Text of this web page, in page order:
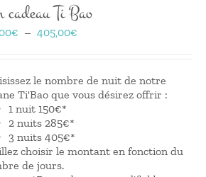
cadeau Ti Bao
€ – 405,00€
150,00€
à
405,00€
le nombre de nuit de notre
Ti'Bao que vous désirez offrir :
1 nuit 150€*
2 nuits 285€*
3 nuits 405€*
choisir le montant en fonction du
de jours.